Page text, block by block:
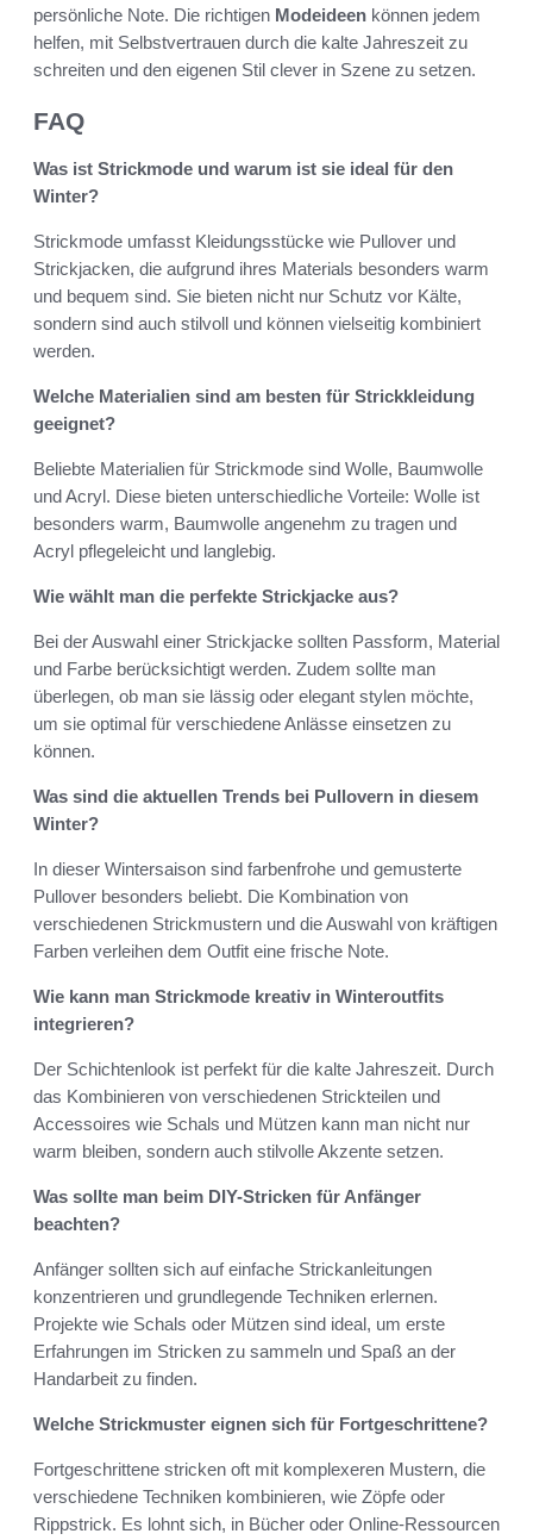
persönliche Note. Die richtigen Modeideen können jedem
helfen, mit Selbstvertrauen durch die kalte Jahreszeit zu
schreiten und den eigenen Stil clever in Szene zu setzen.
FAQ
Was ist Strickmode und warum ist sie ideal für den
Winter?
Strickmode umfasst Kleidungsstücke wie Pullover und
Strickjacken, die aufgrund ihres Materials besonders warm
und bequem sind. Sie bieten nicht nur Schutz vor Kälte,
sondern sind auch stilvoll und können vielseitig kombiniert
werden.
Welche Materialien sind am besten für Strickkleidung
geeignet?
Beliebte Materialien für Strickmode sind Wolle, Baumwolle
und Acryl. Diese bieten unterschiedliche Vorteile: Wolle ist
besonders warm, Baumwolle angenehm zu tragen und
Acryl pflegeleicht und langlebig.
Wie wählt man die perfekte Strickjacke aus?
Bei der Auswahl einer Strickjacke sollten Passform, Material
und Farbe berücksichtigt werden. Zudem sollte man
überlegen, ob man sie lässig oder elegant stylen möchte,
um sie optimal für verschiedene Anlässe einsetzen zu
können.
Was sind die aktuellen Trends bei Pullovern in diesem
Winter?
In dieser Wintersaison sind farbenfrohe und gemusterte
Pullover besonders beliebt. Die Kombination von
verschiedenen Strickmustern und die Auswahl von kräftigen
Farben verleihen dem Outfit eine frische Note.
Wie kann man Strickmode kreativ in Winteroutfits
integrieren?
Der Schichtenlook ist perfekt für die kalte Jahreszeit. Durch
das Kombinieren von verschiedenen Strickteilen und
Accessoires wie Schals und Mützen kann man nicht nur
warm bleiben, sondern auch stilvolle Akzente setzen.
Was sollte man beim DIY-Stricken für Anfänger
beachten?
Anfänger sollten sich auf einfache Strickanleitungen
konzentrieren und grundlegende Techniken erlernen.
Projekte wie Schals oder Mützen sind ideal, um erste
Erfahrungen im Stricken zu sammeln und Spaß an der
Handarbeit zu finden.
Welche Strickmuster eignen sich für Fortgeschrittene?
Fortgeschrittene stricken oft mit komplexeren Mustern, die
verschiedene Techniken kombinieren, wie Zöpfe oder
Rippstrick. Es lohnt sich, in Bücher oder Online-Ressourcen